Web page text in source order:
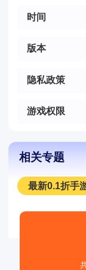
时间
版本
隐私政策
游戏权限
相关专题
最新0.1折手